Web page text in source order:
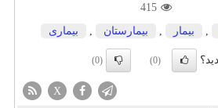
415
بیمار بیمارستان بیماری
(0)
(0)
X